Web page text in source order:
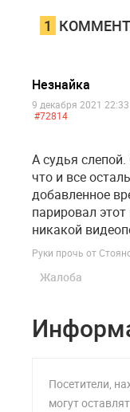
1
Незнайка
9 декабря 2021 22:33
#72814
А судья
что и все
добавленное
парировал
никакой
Руки прочь от
Жалоба
Посетители,
могут